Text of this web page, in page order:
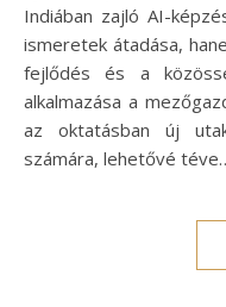
Indiában zajló AI-
ismeretek átadása,
fejlődés és a
alkalmazása a
az oktatásban új
számára, lehetővé